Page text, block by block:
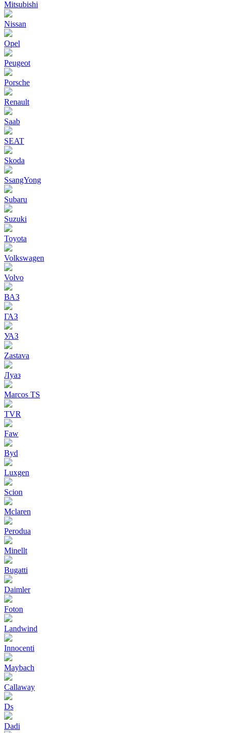
Mitsubishi
Nissan
Opel
Peugeot
Porsche
Renault
Saab
SEAT
Skoda
SsangYong
Subaru
Suzuki
Toyota
Volkswagen
Volvo
ВАЗ
ГАЗ
УАЗ
Zastava
Луаз
Marcos TS
TVR
Faw
Byd
Luxgen
Scion
Mclaren
Perodua
Minellt
Bugatti
Daimler
Foton
Landwind
Innocenti
Maybach
Callaway
Ds
Dadi